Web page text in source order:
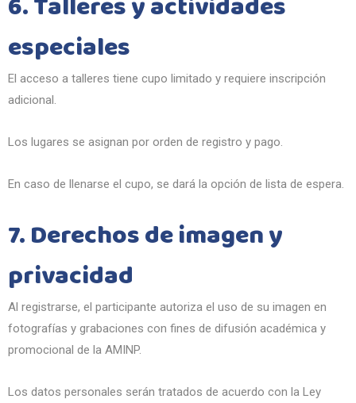
especiales
El acceso a talleres tiene cupo limitado y requiere inscripción
adicional.
Los lugares se asignan por orden de registro y pago.
En caso de llenarse el cupo, se dará la opción de lista de espera.
7. Derechos de imagen y
privacidad
Al registrarse, el participante autoriza el uso de su imagen en
fotografías y grabaciones con fines de difusión académica y
promocional de la AMINP.
Los datos personales serán tratados de acuerdo con la Ley